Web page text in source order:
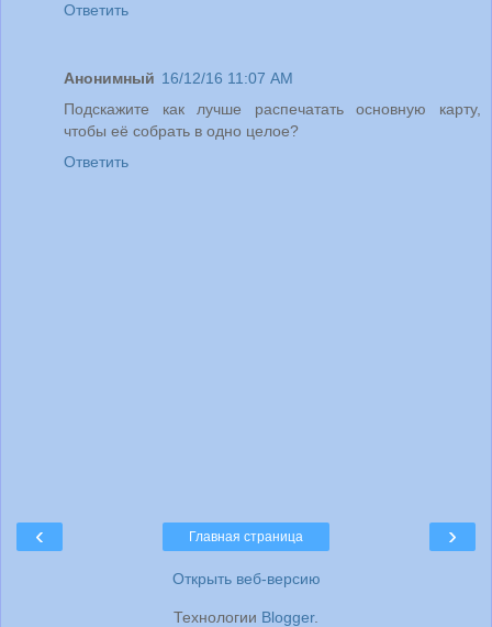
Ответить
Анонимный 16/12/16 11:07 AM
Подскажите как лучше распечатать основную карту,
чтобы её собрать в одно целое?
Ответить
‹ ›
Главная страница
Открыть веб-версию
Технологии Blogger.